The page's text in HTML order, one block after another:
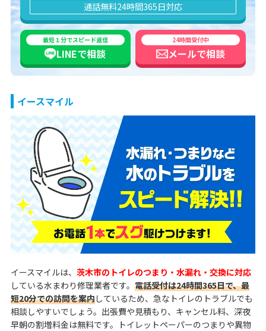
通話無料24時間365日対応
最短１分でスピード返信
LINEで相談
24時間受付中
メールで相談
イースマイル
イースマイルは、 茨木市のトイレのつまり・水漏れ・交換に対応
している水まわり修理業者です。 電話受付は24時間365日で、最
短20分での訪問を案内しているため、急なトイレのトラブルでも
相談しやすいでしょう。出張費や見積もり、キャンセル料、深夜
早朝の割増料金は無料です。トイレットペーパーのつまりや異物